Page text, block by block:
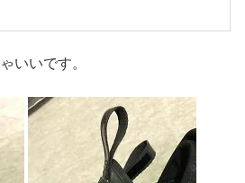
いいです。